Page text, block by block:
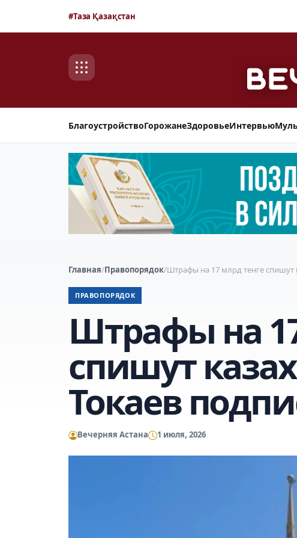
#Таза Қазақстан
БлагоустройствоГорожанеЗдоровьеИнтервью
Главная/Правопорядок/Штрафы на 17 млрд тенге спишут
ПРАВОПОРЯДОК
Штрафы на
спишут
Токаев
Вечерняя Астана 1 июля, 2026